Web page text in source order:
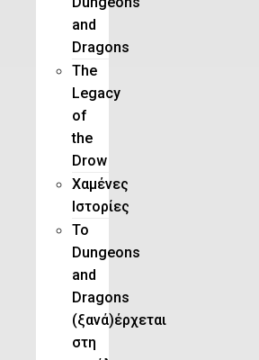
and
Dragons
The
Legacy
of
the
Drow
Χαμένες
Ιστορίες
Το
Dungeons
and
Dragons
(ξανά)έρχεται
στη